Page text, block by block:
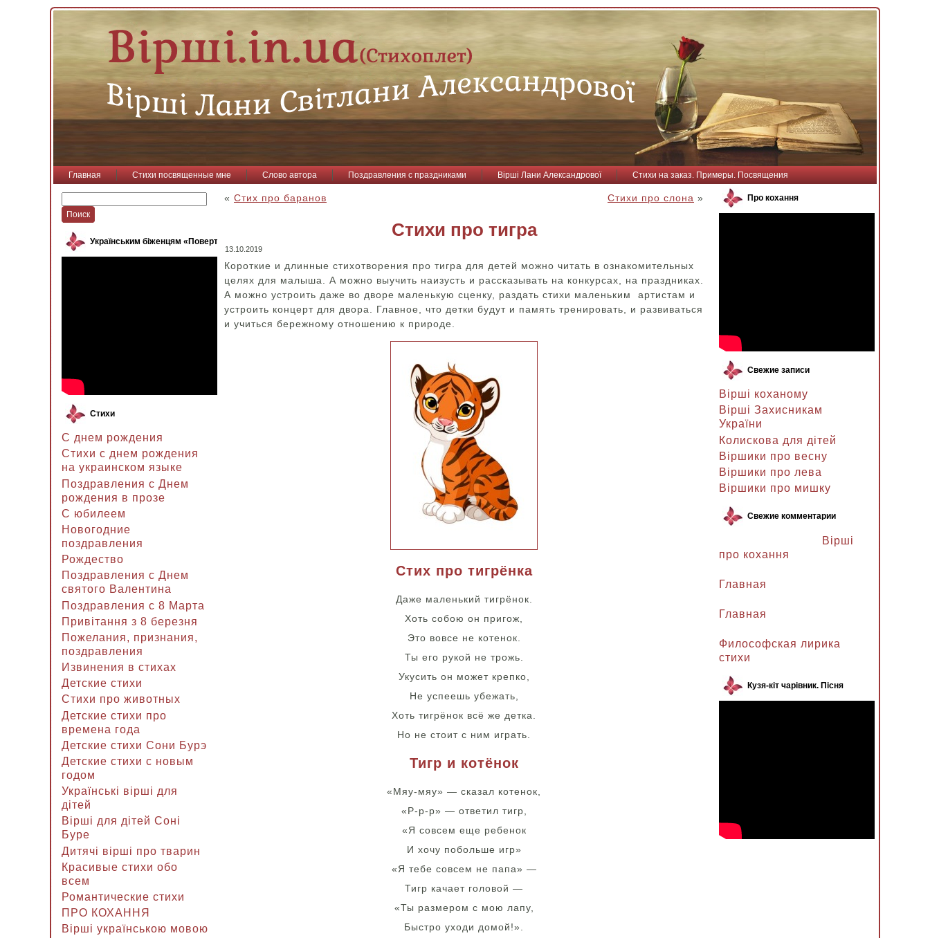
Главная Стихи посвященные мне Слово автора Поздравления с праздниками Вірші Лани Александрової Стихи на заказ. Примеры. Посвящения
Українським біженцям «Повертайся, пташко»
Стихи
С днем рождения
Стихи с днем рождения
на украинском языке
Поздравления с Днем
рождения в прозе
C юбилеем
Новогодние
поздравления
Рождество
Поздравления с Днем
святого Валентина
Поздравления с 8 Марта
Привітання з 8 березня
Пожелания, признания,
поздравления
Извинения в стихах
Детские стихи
Стихи про животных
Детские стихи про
времена года
Детские стихи Сони Бурэ
Детские стихи с новым
годом
Українські вірші для
дітей
Вірші для дітей Соні
Буре
Дитячі вірші про тварин
Красивые стихи обо
всем
Романтические стихи
ПРО КОХАННЯ
Вірші українською мовою
« Стих про баранов Стихи про слона »
Стихи про тигра
13.10.2019
Короткие и длинные стихотворения про тигра для детей можно читать в ознакомительных
целях для малыша. А можно выучить наизусть и рассказывать на конкурсах, на праздниках.
А можно устроить даже во дворе маленькую сценку, раздать стихи маленьким артистам и
устроить концерт для двора. Главное, что детки будут и память тренировать, и развиваться
и учиться бережному отношению к природе.
Стих про тигрёнка
Даже маленький тигрёнок.
Хоть собою он пригож,
Это вовсе не котенок.
Ты его рукой не трожь.
Укусить он может крепко,
Не успеешь убежать,
Хоть тигрёнок всё же детка.
Но не стоит с ним играть.
Тигр и котёнок
«Мяу-мяу» — сказал котенок,
«Р-р-р» — ответил тигр,
«Я совсем еще ребенок
И хочу побольше игр»
«Я тебе совсем не папа» —
Тигр качает головой —
«Ты размером с мою лапу,
Быстро уходи домой!».
Про кохання
Свежие записи
Вірші коханому
Вірші Захисникам
України
Колискова для дітей
Віршики про весну
Віршики про лева
Віршики про мишку
Свежие комментарии
Вірші
про кохання
Главная
Главная
Философская лирика
стихи
Кузя-кіт чарівник. Пісня